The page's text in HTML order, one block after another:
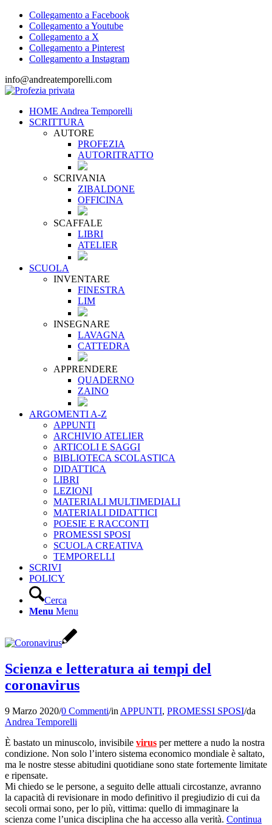
Collegamento a Facebook
Collegamento a Youtube
Collegamento a X
Collegamento a Pinterest
Collegamento a Instagram
info@andreatemporelli.com
HOME Andrea Temporelli
SCRITTURA
AUTORE
PROFEZIA
AUTORITRATTO
SCRIVANIA
ZIBALDONE
OFFICINA
SCAFFALE
LIBRI
ATELIER
SCUOLA
INVENTARE
FINESTRA
LIM
INSEGNARE
LAVAGNA
CATTEDRA
APPRENDERE
QUADERNO
ZAINO
ARGOMENTI A-Z
APPUNTI
ARCHIVIO ATELIER
ARTICOLI E SAGGI
BIBLIOTECA SCOLASTICA
DIDATTICA
LIBRI
LEZIONI
MATERIALI MULTIMEDIALI
MATERIALI DIDATTICI
POESIE E RACCONTI
PROMESSI SPOSI
SCUOLA CREATIVA
TEMPORELLI
SCRIVI
POLICY
Cerca
Menu Menu
Scienza e letteratura ai tempi del
coronavirus
9 Marzo 2020/0 Commenti/in APPUNTI, PROMESSI SPOSI/da
Andrea Temporelli
È bastato un minuscolo, invisibile virus per mettere a nudo la nostra
condizione. Non solo l’intero sistema economico mondiale è saltato,
ma le nostre stesse abitudini quotidiane sono state fortemente limitate
e ripensate.
Mi chiedo se le persone, a seguito delle attuali circostanze, avranno
la capacità di revisionare in modo definitivo il pregiudizio di cui da
secoli ormai sono, per lo più, vittima: quello di immaginare la
scienza come l’unica disciplina che ha accesso alla verità. Continua